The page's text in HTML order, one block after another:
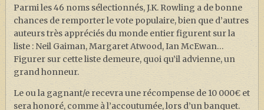
Parmi les 46 noms sélectionnés, J.K. Rowling a de bonne
chances de remporter le vote populaire, bien que d’autres
auteurs très appréciés du monde entier figurent sur la
liste : Neil Gaiman, Margaret Atwood, Ian McEwan…
Figurer sur cette liste demeure, quoi qu’il advienne, un
grand honneur.
Le ou la gagnant/e recevra une récompense de 10 000€ et
sera honoré, comme à l’accoutumée, lors d’un banquet.